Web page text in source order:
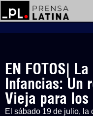
EN FOTOS|
Infancias: Un
Vieja para los
El sábado 19 de julio, la